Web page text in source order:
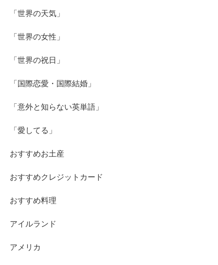
「世界の天気」
「世界の女性」
「世界の祝日」
「国際恋愛・国際結婚」
「意外と知らない英単語」
「愛してる」
おすすめお土産
おすすめクレジットカード
おすすめ料理
アイルランド
アメリカ